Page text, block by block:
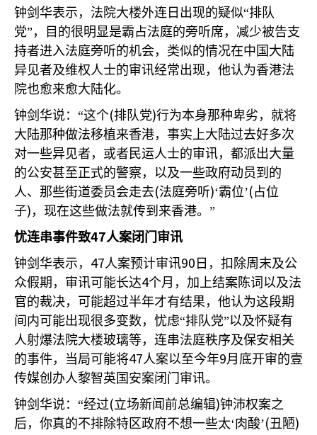
钟剑华表示，法院大楼外连日出现的疑似“排队
党”，目的很明显是霸占法庭的旁听席，减少被告支
持者进入法庭旁听的机会，类似的情况在中国大陆
异见者及维权人士的审讯经常出现，他认为香港法
院也愈来愈大陆化。
钟剑华说：“这个(排队党)行为本身那种卑劣，就将
大陆那种做法移植来香港，事实上大陆过去好多次
对一些异见者，或者民运人士的审讯，都派出大量
的公安甚至正式的警察，以及一些政府动员到的
人、那些街道委员会走去(法庭旁听)‘霸位’(占位
子) ，现在这些做法就传到来香港。”
忧连串事件致47人案闭门审讯
钟剑华表示， 47人案预计审讯90 日，扣除周末及公
众假期，审讯可能长达4个月，加上结案陈词以及法
官的裁决，可能超过半年才有结果，他认为这段期
间内可能出现很多变数，忧虑“排队党”以及怀疑有
人射爆法院大楼玻璃等，连串法庭秩序及保安相关
的事件，当局可能将47人案以至今年9月底开审的壹
传媒创办人黎智英国安案闭门审讯。
钟剑华说：“经过(立场新闻前总编辑)钟沛权案之
后，你真的不排除特区政府不想一些太‘肉酸’(丑陋)